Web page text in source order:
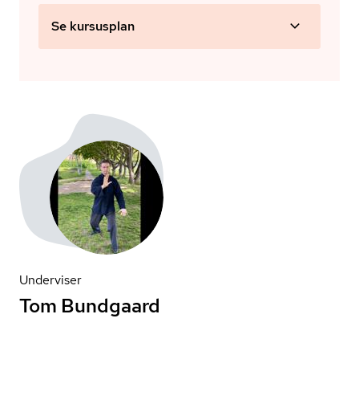
Se kursusplan
Underviser
Tom Bundgaard